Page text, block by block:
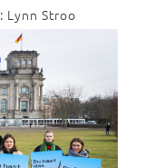
Lynn Stroo